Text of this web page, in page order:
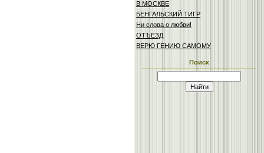
В МОСКВЕ
БЕНГАЛЬСКИЙ ТИГР
Ни слова о любви!
ОТЪЕЗД
ВЕРЮ ГЕНИЮ САМОМУ
Поиск